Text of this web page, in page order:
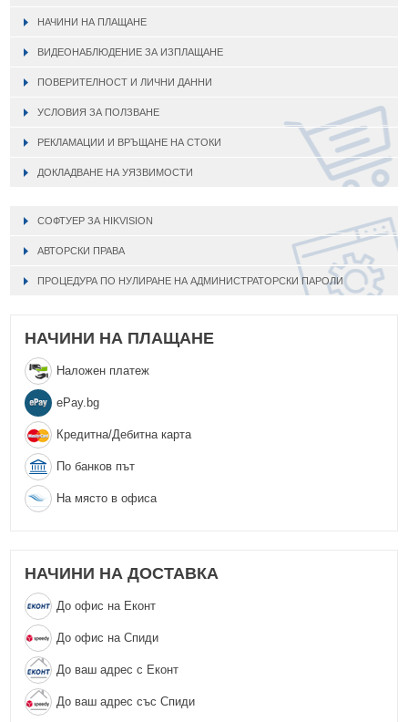
НАЧИНИ НА ПЛАЩАНЕ
ВИДЕОНАБЛЮДЕНИЕ ЗА ИЗПЛАЩАНЕ
ПОВЕРИТЕЛНОСТ И ЛИЧНИ ДАННИ
УСЛОВИЯ ЗА ПОЛЗВАНЕ
РЕКЛАМАЦИИ И ВРЪЩАНЕ НА СТОКИ
ДОКЛАДВАНЕ НА УЯЗВИМОСТИ
СОФТУЕР ЗА HIKVISION
АВТОРСКИ ПРАВА
ПРОЦЕДУРА ПО НУЛИРАНЕ НА АДМИНИСТРАТОРСКИ ПАРОЛИ
НАЧИНИ НА ПЛАЩАНЕ
Наложен платеж
еPay.bg
Кредитна/Дебитна карта
По банков път
На място в офиса
НАЧИНИ НА ДОСТАВКА
До офис на Еконт
До офис на Спиди
До ваш адрес с Еконт
До ваш адрес със Спиди